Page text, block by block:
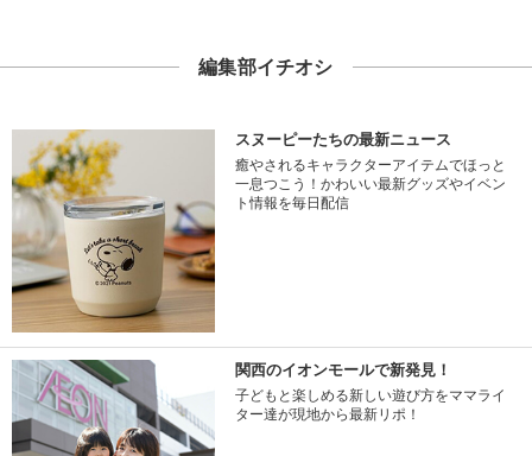
編集部イチオシ
スヌーピーたちの最新ニュース
癒やされるキャラクターアイテムでほっと
一息つこう！かわいい最新グッズやイベン
ト情報を毎日配信
関西のイオンモールで新発見！
子どもと楽しめる新しい遊び方をママライ
ター達が現地から最新リポ！